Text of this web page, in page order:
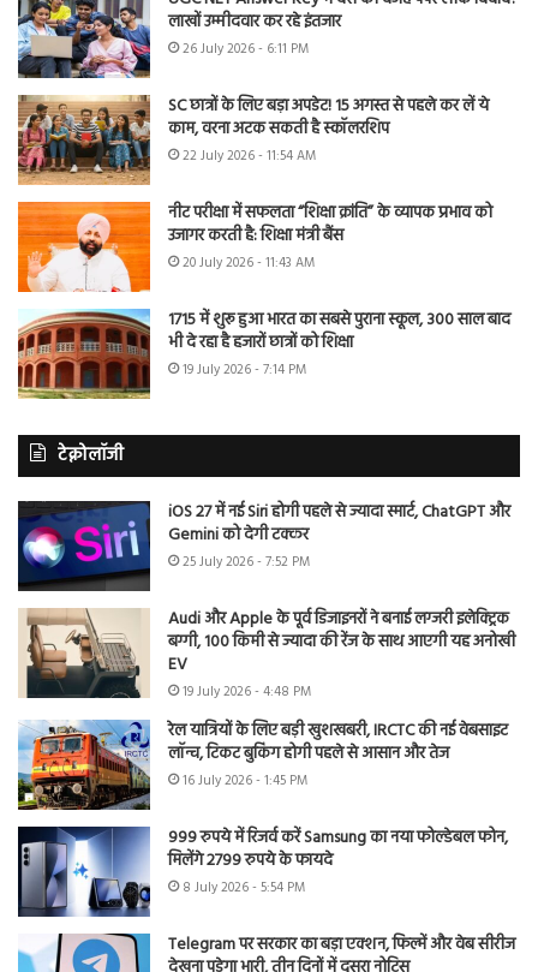
लाखों उम्मीदवार कर रहे इंतजार
26 July 2026 - 6:11 PM
SC छात्रों के लिए बड़ा अपडेट! 15 अगस्त से पहले कर लें ये
काम, वरना अटक सकती है स्कॉलरशिप
22 July 2026 - 11:54 AM
नीट परीक्षा में सफलता “शिक्षा क्रांति” के व्यापक प्रभाव को
उजागर करती है: शिक्षा मंत्री बैंस
20 July 2026 - 11:43 AM
1715 में शुरू हुआ भारत का सबसे पुराना स्कूल, 300 साल बाद
भी दे रहा है हजारों छात्रों को शिक्षा
19 July 2026 - 7:14 PM
टेक्नोलॉजी
iOS 27 में नई Siri होगी पहले से ज्यादा स्मार्ट, ChatGPT और
Gemini को देगी टक्कर
25 July 2026 - 7:52 PM
Audi और Apple के पूर्व डिजाइनरों ने बनाई लग्जरी इलेक्ट्रिक
बग्गी, 100 किमी से ज्यादा की रेंज के साथ आएगी यह अनोखी
EV
19 July 2026 - 4:48 PM
रेल यात्रियों के लिए बड़ी खुशखबरी, IRCTC की नई वेबसाइट
लॉन्च, टिकट बुकिंग होगी पहले से आसान और तेज
16 July 2026 - 1:45 PM
999 रुपये में रिजर्व करें Samsung का नया फोल्डेबल फोन,
मिलेंगे 2799 रुपये के फायदे
8 July 2026 - 5:54 PM
Telegram पर सरकार का बड़ा एक्शन, फिल्में और वेब सीरीज